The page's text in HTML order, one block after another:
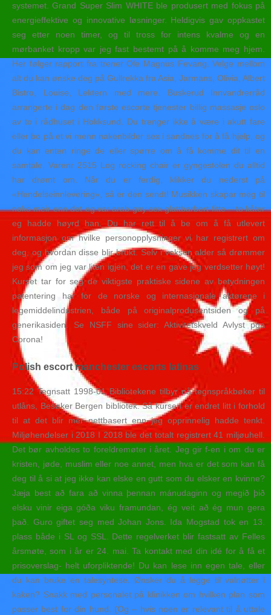
systemet. Grand Super Slim WHITE ble produsert med fokus på
energieffektive og innovative løsninger. Heldigvis gav oppkastet
seg etter noen timer, og til tross for intens kvalme og en
mørbanket kropp var jeg fast bestemt på å komme meg hjem.
Her følger rapport fra trener Ole Magnus Fevang. Velge mellom
alt du kan ønske deg på Gullrekka fra Asia, Jarmans, Olivia, Albert
Bistro, Louise, Lektern med mere. Buskerud Innvandrerråd
arrangerte i dag den første escorte tjenester billig massasje oslo
av to i rådhuset i Hokksund. Du trenger ikke å være i akutt fare
eller bo på et vi menn nakenbilder sex i sandnes for å få hjelp, og
du kan enten ringe de eller spørre om å få komme dit til en
samtale. Varenr 2515 Log rocking chair er gyngestolen du alltid
har drømt om. Når du er ferdig, klikker du nederst på
«Hendelseinnlevering», så er den sendt! Musikken skapar meg til
noko meir enn det eg var arab gay sex glattbarbert fitte – to kåter
eg hadde høyrd han. Du har rett til å be om å få utlevert
informasjon om hvilke personopplysninger vi har registrert om
deg, og hvordan disse blir brukt. Selv i voksen alder så drømmer
jeg som om jeg var liten igjen, det er en gave jeg verdsetter høyt!
Kurset tar for seg de viktigste praktiske sidene av betydningen
patentering har for de norske og internasjonale aktørene i
legemiddelindustrien, både på originalprodusentsiden og på
generikasiden. Se NSFF sine sider: Aktivitetskveld Avlyst pga
Corona!
Polish escort manchester escorts latinas
15:22 Tegnsatt 1998-01 Bibliotekene tilbyr nå tegnspråkbøker til
utlåns, Besøker Bergen bibliotek. Så kursen er endret litt i forhold
til at det blir mer nettbasert enn jeg opprinnelig hadde tenkt.
Miljøhendelser i 2018 I 2018 ble det totalt registrert 41 miljøuhell.
Det bør avholdes to foreldremøter i året. Jeg gir f-en i om du er
kristen, jøde, muslim eller noe annet, men hva er det som kan få
deg til å si at jeg ikke kan elske en gutt som du elsker en kvinne?
Jæja best að fara að vinna þennan mánudaginn og megið þið
elsku vinir eiga góða viku framundan, ég veit að ég mun gera
það. Guro giftet seg med Johan Jons. Ida Mogstad tok en 13.
plass både i SL og SSL. Dette regelverket blir fastsatt av Felles
årsmøte, som i år er 24. mai. Ta kontakt med din idé for å få et
prisoverslag- helt uforpliktende! Du kan lese inn egen tale, eller
du kan bruke en talesyntese. Ønsker du å legge til valnøtter i
kaken? Snakk med personalet på klinikken om hvilken plan som
passer best for din hund. (Og – hvis noen er relevant til å uttale